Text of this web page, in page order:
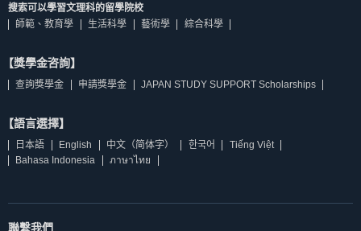
搜索可以學習文理科的留學院校
師範、教育學
生活科學 藝術學 綜合科學
【獎學金咨詢】
查詢獎學金 申請獎學金 JAPAN STUDY SUPPORT Scholarships
【語言選擇】
日本語 English 中文（简体字） 한국어
Tiếng Việt
Bahasa Indonesia
ภาษาไทย
聯繫我們